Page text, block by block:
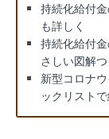
持続化給付
も詳しく
持続化給付
さしい図解つ
新型コロナ
ックリスト